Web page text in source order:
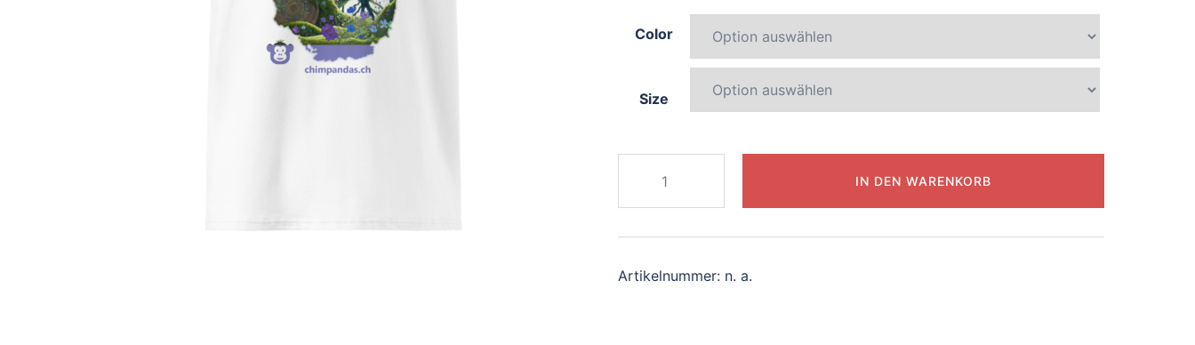
Color
Size
whimsical-
unicorn
Menge
IN DEN WARENKORB
Artikelnummer: n. a.